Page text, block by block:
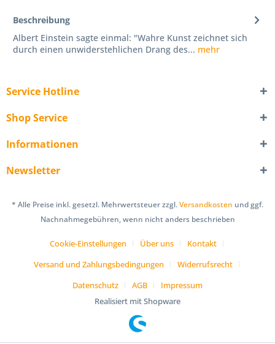
Beschreibung
Albert Einstein sagte einmal: "Wahre Kunst zeichnet sich
durch einen unwiderstehlichen Drang des... mehr
Service Hotline
Shop Service
Informationen
Newsletter
* Alle Preise inkl. gesetzl. Mehrwertsteuer zzgl.Versandkosten und ggf.
Nachnahmegebühren, wenn nicht anders beschrieben
Cookie-Einstellungen Über uns
Kontakt
Versand und Zahlungsbedingungen
Widerrufsrecht
Datenschutz
AGB
Impressum
Realisiert mit Shopware